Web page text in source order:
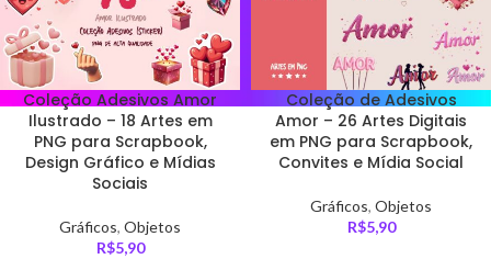
Coleção Adesivos Amor
Ilustrado – 18 Artes em
PNG para Scrapbook,
Design Gráfico e Mídias
Sociais
Gráficos, Objetos
R$5,90
Coleção de Adesivos
Amor – 26 Artes Digitais
em PNG para Scrapbook,
Convites e Mídia Social
Gráficos, Objetos
R$5,90